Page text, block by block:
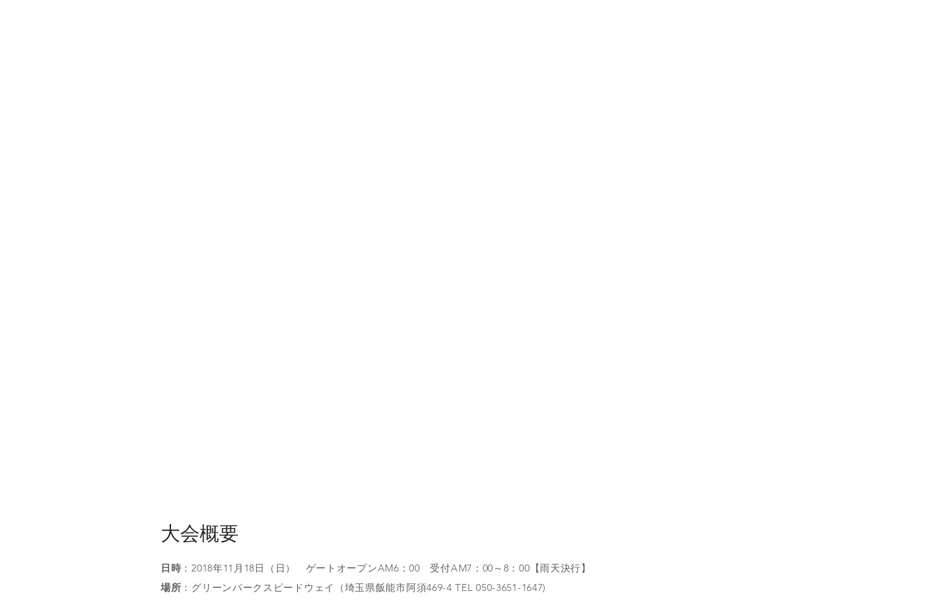
大会概要
日時 ：2018年11月18日（日） ゲートオープンAM6：00 受付AM7：00～8：00【雨天決行】
場所 ：グリーンパークスピードウェイ（埼玉県飯能市阿須469-4 TEL 050-3651-1647)